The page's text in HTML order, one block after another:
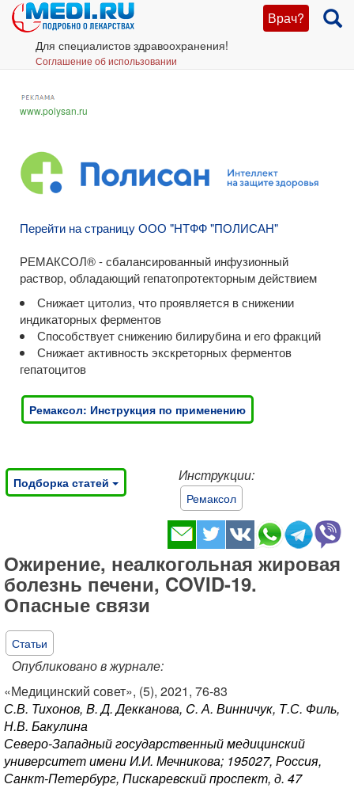
Врач?
Для специалистов здравоохранения!
Соглашение об использовании
www.polysan.ru
Перейти на страницу ООО "НТФФ "ПОЛИСАН"
РЕМАКСОЛ® - сбалансированный инфузионный
раствор, обладающий гепатопротекторным действием
Снижает цитолиз, что проявляется в снижении
индикаторных ферментов
Способствует снижению билирубина и его фракций
Снижает активность экскреторных ферментов
гепатоцитов
Ремаксол: Инструкция по применению
Подборка статей Инструкции:
Ремаксол
​Ожирение, неалкогольная жировая
болезнь печени, COVID-19.
Опасные связи
Статьи
Опубликовано в журнале:
«Медицинский совет», (5), 2021, 76-83
С.В. Тихонов, B. Д. Декканова, C. А. Винничук, Т.С. Филь,
Н.В. Бакулина
Северо-Западный государственный медицинский
университет имени И.И. Мечникова; 195027, Россия,
Санкт-Петербург, Пискаревский проспект, д. 47